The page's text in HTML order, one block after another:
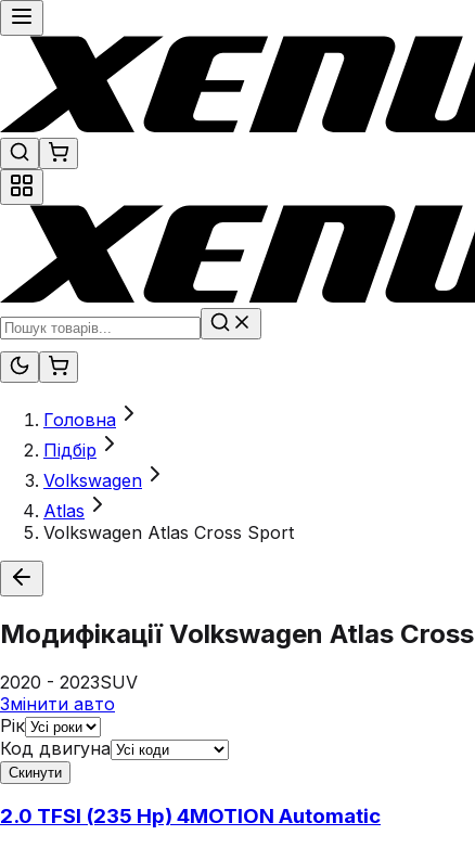
Головна
Підбір
Volkswagen
Atlas
Volkswagen Atlas Cross Sport
МодифікаціїVolkswagen Atlas
2020 - 2023SUV
Змінити авто
Рік
Код двигуна
Скинути
2.0 TFSI (235 Hp) 4MOTION Automatic